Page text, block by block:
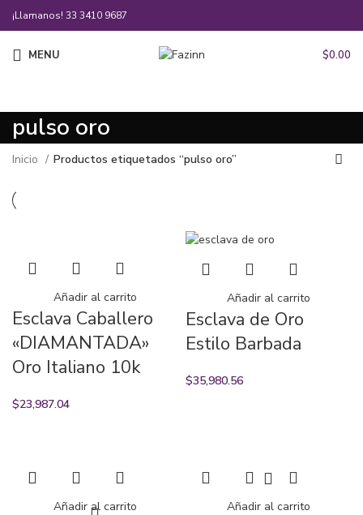
¡Llamanos! 33 3410 9687
MENU $0.00
pulso oro
Inicio Productos etiquetados “pulso oro”
Añadir al carrito
Esclava Caballero
«DIAMANTADA»
Oro Italiano 10k
$23,987.04
Añadir al carrito
Esclava de Oro
Estilo Barbada
$35,980.56
Añadir al carrito Añadir al carrito